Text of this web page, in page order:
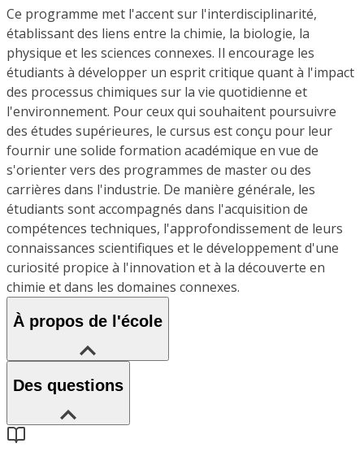
Ce programme met l'accent sur l'interdisciplinarité,
établissant des liens entre la chimie, la biologie, la
physique et les sciences connexes. Il encourage les
étudiants à développer un esprit critique quant à l'impact
des processus chimiques sur la vie quotidienne et
l'environnement. Pour ceux qui souhaitent poursuivre
des études supérieures, le cursus est conçu pour leur
fournir une solide formation académique en vue de
s'orienter vers des programmes de master ou des
carrières dans l'industrie. De manière générale, les
étudiants sont accompagnés dans l'acquisition de
compétences techniques, l'approfondissement de leurs
connaissances scientifiques et le développement d'une
curiosité propice à l'innovation et à la découverte en
chimie et dans les domaines connexes.
À propos de l'école
Des questions